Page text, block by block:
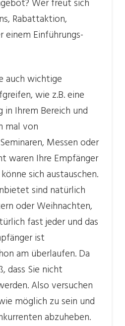
Wer freut sich
Rabattaktion,
einem Einführungs-
auch wichtige
wie z.B. eine
in Ihrem Bereich und
mal von
Messen oder
waren Ihre Empfänger
sich austauschen.
sind natürlich
oder Weihnachten,
fast jeder und das
ist
am überlaufen. Da
dass Sie nicht
Also versuchen
möglich zu sein und
abzuheben.